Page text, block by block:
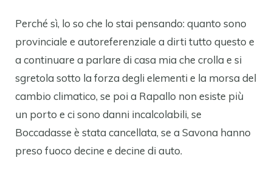
Perché sì, lo so che lo stai pensando: quanto sono
provinciale e autoreferenziale a dirti tutto questo e
a continuare a parlare di casa mia che crolla e si
sgretola sotto la forza degli elementi e la morsa del
cambio climatico, se poi a Rapallo non esiste più
un porto e ci sono danni incalcolabili, se
Boccadasse è stata cancellata, se a Savona hanno
preso fuoco decine e decine di auto.